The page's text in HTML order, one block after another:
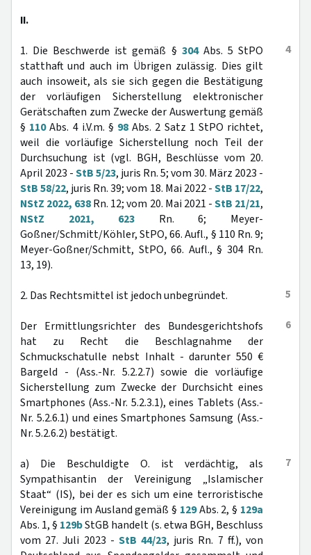
II.
4
1. Die Beschwerde ist gemäß § 304Abs. 5 StPO
statthaft und auch im Übrigen zulässig. Dies gilt
auch insoweit, als sie sich gegen die Bestätigung
der vorläufigen Sicherstellung elektronischer
Gerätschaften zum Zwecke der Auswertung gemäß
§ 110Abs. 4 i.V.m. § 98 Abs. 2 Satz 1 StPO richtet,
weil die vorläufige Sicherstellung noch Teil der
Durchsuchung ist (vgl. BGH, Beschlüsse vom 20.
April 2023 -StB 5/23, juris Rn. 5; vom 30. März 2023 -
StB 58/22, juris Rn. 39; vom 18. Mai 2022 -StB 17/22,
NStZ 2022, 638Rn. 12; vom 20. Mai 2021 -StB 21/21,
NStZ 2021, 623 Rn. 6; Meyer-
Goßner/Schmitt/Köhler, StPO, 66. Aufl., § 110 Rn. 9;
Meyer-Goßner/Schmitt, StPO, 66. Aufl., § 304 Rn.
13, 19).
5
2. Das Rechtsmittel ist jedoch unbegründet.
6
Der Ermittlungsrichter des Bundesgerichtshofs
hat zu Recht die Beschlagnahme der
Schmuckschatulle nebst Inhalt - darunter 550 €
Bargeld - (Ass.-Nr. 5.2.2.7) sowie die vorläufige
Sicherstellung zum Zwecke der Durchsicht eines
Smartphones (Ass.-Nr. 5.2.3.1), eines Tablets (Ass.-
Nr. 5.2.6.1) und eines Smartphones Samsung (Ass.-
Nr. 5.2.6.2) bestätigt.
7
a) Die Beschuldigte O. ist verdächtig, als
Sympathisantin der Vereinigung „Islamischer
Staat“ (IS), bei der es sich um eine terroristische
Vereinigung im Ausland gemäß § 129Abs. 2, § 129a
Abs. 1, § 129bStGB handelt (s. etwa BGH, Beschluss
vom 27. Juli 2023 - StB 44/23, juris Rn. 7 ff.), von